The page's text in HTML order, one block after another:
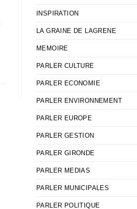
INSPIRATION
LA GRAINE DE LAGRENE
MEMOIRE
PARLER CULTURE
PARLER ECONOMIE
PARLER ENVIRONNEMENT
PARLER EUROPE
PARLER GESTION
PARLER GIRONDE
PARLER MEDIAS
PARLER MUNICIPALES
PARLER POLITIQUE